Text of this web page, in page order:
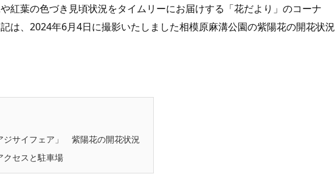
紅葉の色づき見頃状況をタイムリーにお届けする「花だより」のコーナ
は、2024年6月4日に撮影いたしました相模原麻溝公園の紫陽花の開花状況
ジサイフェア」 紫陽花の開花状況
セスと駐車場